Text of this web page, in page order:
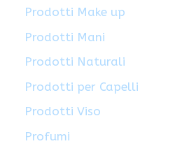
Prodotti Make up
Prodotti Mani
Prodotti Naturali
Prodotti per Capelli
Prodotti Viso
Profumi